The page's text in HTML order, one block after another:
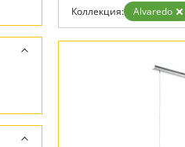
Коллекция: Alvaredo